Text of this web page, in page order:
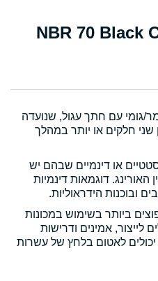
גומי עם חתך עגול, שנועדה
שני חלקים או יותר במהלך
או דינמיים שבהם יש
האורינג. דוגמאות דינמיות
ובוכנות הידראוליות.
ביותר בשימוש במכונות
לייצור, אמינים ודרישות
לאטום בלחץ של עשרות